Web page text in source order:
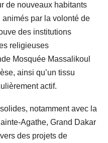
de nouveaux habitants
animés par la volonté de
des institutions
religieuses
Mosquée Massalikoul
ainsi qu’un tissu
actif.
notamment avec la
Agathe, Grand Dakar
des projets de